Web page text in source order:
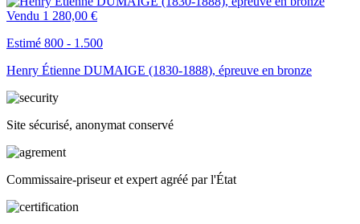
Vendu 1 280,00 €
Estimé 800 - 1.500
Henry Étienne DUMAIGE (1830-1888), épreuve en bronze
Site sécurisé, anonymat conservé
Commissaire-priseur et expert agréé par l'État